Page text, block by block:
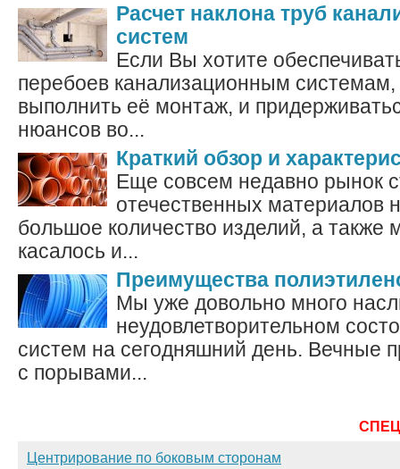
Расчет наклона труб
систем
Если Вы хотите
перебоев канализационным
выполнить её монтаж, и
нюансов во...
Краткий обзор и
Еще совсем недавно рынок
отечественных материалов
большое количество изделий, а также
касалось и...
Преимущества
Мы уже довольно много
неудовлетворительном
систем на сегодняшний день. Вечные
с порывами...
Центрирование по боковым сторонам